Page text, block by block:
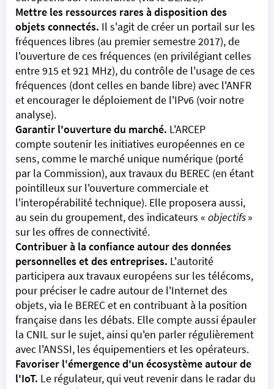
Mettre les ressources rares à disposition des
objets connectés. Il s'agit de créer un portail sur les
fréquences libres (au premier semestre 2017), de
l'ouverture de ces fréquences (en privilégiant celles
entre 915 et 921 MHz), du contrôle de l'usage de ces
fréquences (dont celles en bande libre) avec l'ANFR
et encourager le déploiement de l'IPv6 (voirnotre
analyse).
Garantir l'ouverture du marché. L'ARCEP
compte soutenir les initiatives européennes en ce
sens, comme le marché unique numérique (porté
par la Commission), aux travaux du BEREC (en étant
pointilleux sur l'ouverture commerciale et
l'interopérabilité technique). Elle proposera aussi,
au sein du groupement, des indicateurs « objectifs»
sur les offres de connectivité.
Contribuer à la confiance autour des données
personnelles et des entreprises. L'autorité
participera aux travaux européens sur les télécoms,
pour préciser le cadre autour de l'Internet des
objets, via le BEREC et en contribuant à la position
française dans les débats. Elle compte aussi épauler
la CNIL sur le sujet, ainsi qu'en parler régulièrement
avec l'ANSSI, les équipementiers et les opérateurs.
Favoriser l'émergence d'un écosystème autour de
l'IoT. Le régulateur, qui veut revenir dans le radar du